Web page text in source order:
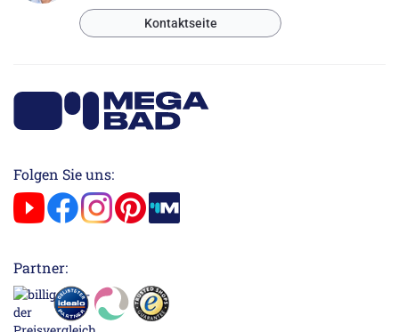
Kontaktseite
Folgen Sie uns:
Partner: